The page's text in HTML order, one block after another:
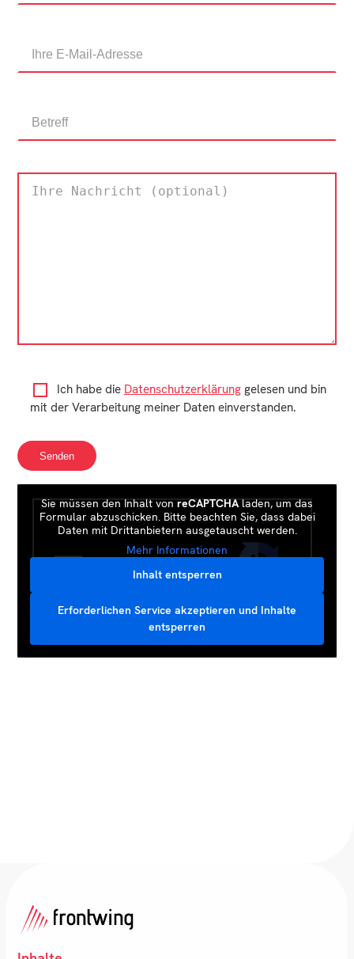
Ich habe die Datenschutzerklärunggelesen und bin
mit der Verarbeitung meiner Daten einverstanden.
Sie müssen den Inhalt vonreCAPTCHAladen, um das
Formular abzuschicken. Bitte beachten Sie, dass dabei
Daten mit Drittanbietern ausgetauscht werden.
Mehr Informationen
Inhalt entsperren
Erforderlichen Service akzeptieren und Inhalte
entsperren